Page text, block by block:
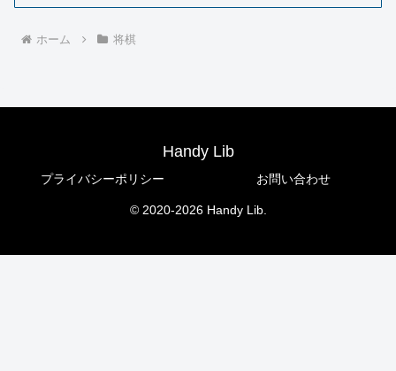
ホーム 将棋
Handy Lib
プライバシーポリシー お問い合わせ
© 2020-2026 Handy Lib.